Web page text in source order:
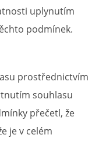
uplynutím
podmínek.
prostřednictvím
souhlasu
přečetl, že
je v celém